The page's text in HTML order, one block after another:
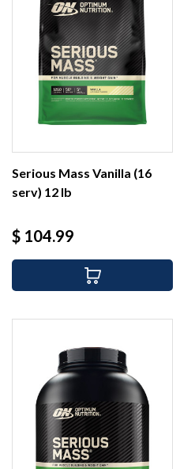
Serious Mass Vanilla (16
serv) 12 lb
Precio
$ 104.99